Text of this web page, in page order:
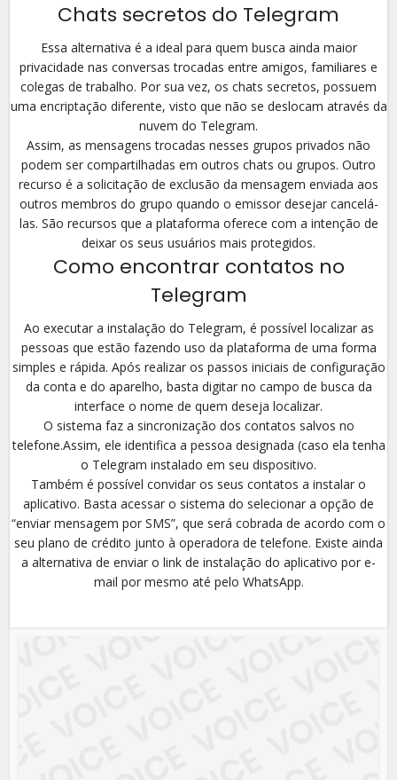
Chats secretos do Telegram
Essa alternativa é a ideal para quem busca ainda maior
privacidade nas conversas trocadas entre amigos, familiares e
colegas de trabalho. Por sua vez, os chats secretos, possuem
uma encriptação diferente, visto que não se deslocam através da
nuvem do Telegram.
Assim, as mensagens trocadas nesses grupos privados não
podem ser compartilhadas em outros chats ou grupos. Outro
recurso é a solicitação de exclusão da mensagem enviada aos
outros membros do grupo quando o emissor desejar cancelá-
las. São recursos que a plataforma oferece com a intenção de
deixar os seus usuários mais protegidos.
Como encontrar contatos no
Telegram
Ao executar a instalação do Telegram, é possível localizar as
pessoas que estão fazendo uso da plataforma de uma forma
simples e rápida. Após realizar os passos iniciais de configuração
da conta e do aparelho, basta digitar no campo de busca da
interface o nome de quem deseja localizar.
O sistema faz a sincronização dos contatos salvos no
telefone.Assim, ele identifica a pessoa designada (caso ela tenha
o Telegram instalado em seu dispositivo.
Também é possível convidar os seus contatos a instalar o
aplicativo. Basta acessar o sistema do selecionar a opção de
“enviar mensagem por SMS”, que será cobrada de acordo com o
seu plano de crédito junto à operadora de telefone. Existe ainda
a alternativa de enviar o link de instalação do aplicativo por e-
mail por mesmo até pelo WhatsApp.